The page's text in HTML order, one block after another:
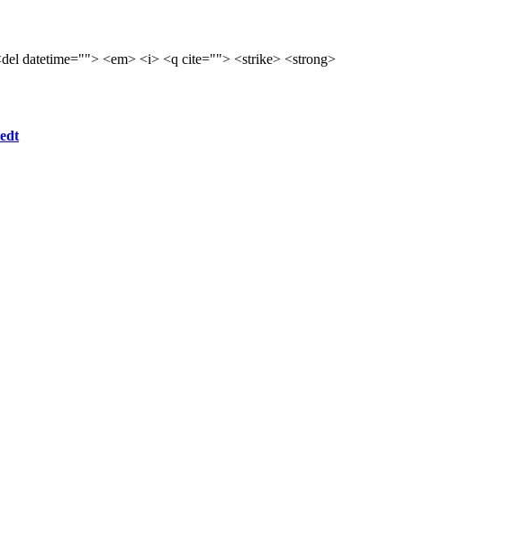
datetime=""> <em> <i> <q cite=""> <strike> <strong>